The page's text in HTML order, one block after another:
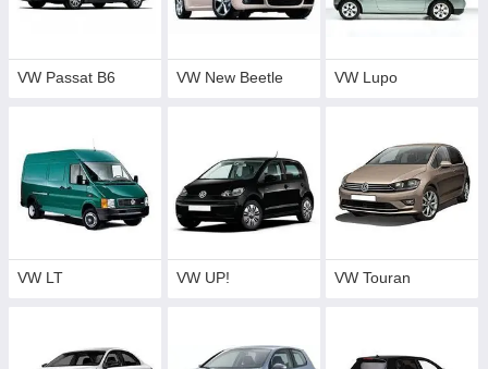
VW Passat B6 VW New Beetle VW Lupo
VW LT VW UP! VW Touran